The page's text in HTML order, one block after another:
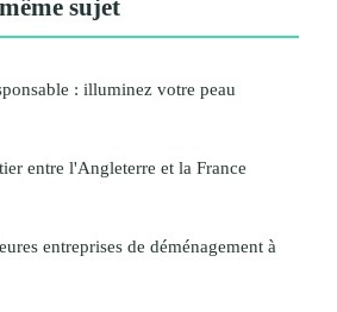
sujet
: illuminez votre peau
entre l'Angleterre et la France
entreprises de déménagement à